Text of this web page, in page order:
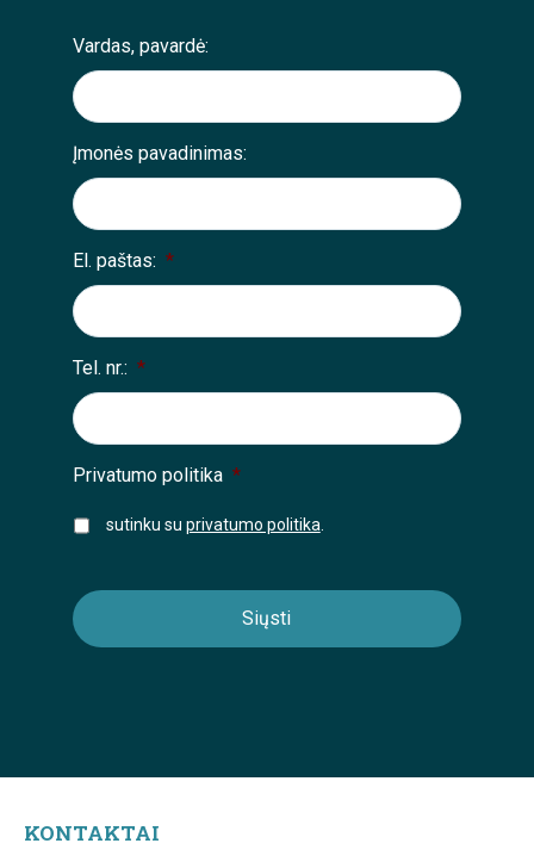
Vardas, pavardė:
Įmonės pavadinimas:
El. paštas: *
Tel. nr.: *
Privatumo politika *
sutinku su privatumo politika
KONTAKTAI